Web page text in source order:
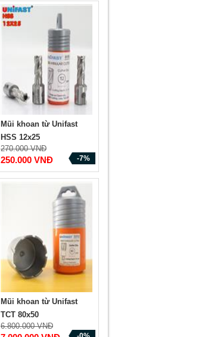
Mũi khoan từ Unifast
HSS 12x25
270.000 VNĐ
250.000 VNĐ -7%
Mũi khoan từ Unifast
TCT 80x50
6.800.000 VNĐ